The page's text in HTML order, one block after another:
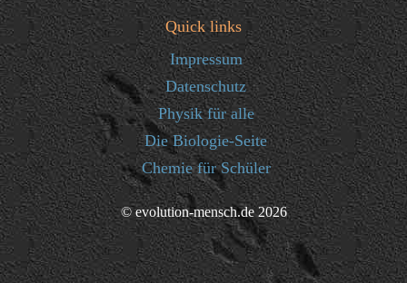
Quick links
Impressum
Datenschutz
Physik für alle
Die Biologie-Seite
Chemie für Schüler
© evolution-mensch.de 2026